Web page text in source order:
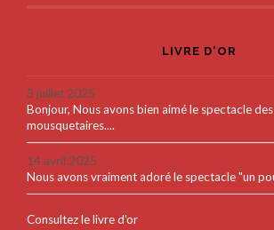
LIVRE D'OR
3 juillet 2025
Bonjour, Nous avons bien aimé le spectacle
mousquetaires....
14 avril 2025
Nous avons vraiment adoré le spectacle "un
Consultez le livre d'or